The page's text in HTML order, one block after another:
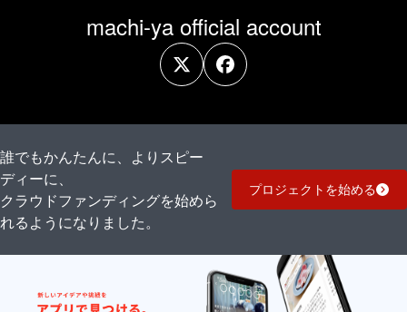
machi-ya official account
誰でもかんたんに、よりスピー
ディーに、
クラウドファンディングを始めら
れるようになりました。
プロジェクトを始める